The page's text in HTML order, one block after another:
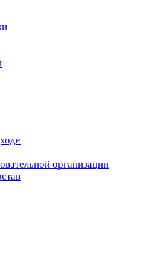
организации